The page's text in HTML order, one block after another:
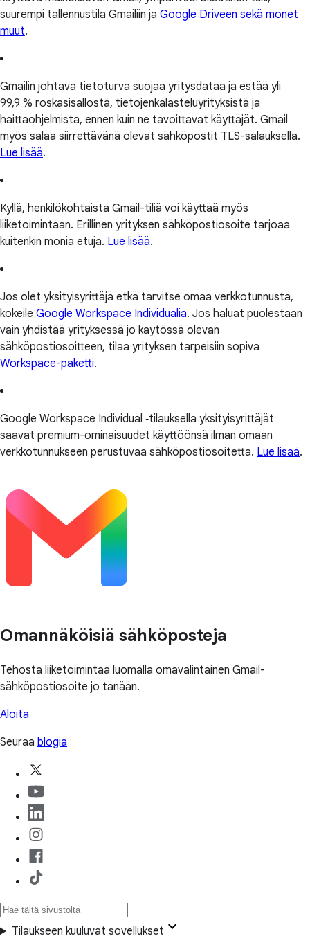
suurempi tallennustila Gmailiin ja Google Driveen sekä monet
muut.
Gmailin johtava tietoturva suojaa yritysdataa ja estää yli
99,9 % roskasisällöstä, tietojenkalasteluyrityksistä ja
haittaohjelmista, ennen kuin ne tavoittavat käyttäjät. Gmail
myös salaa siirrettävänä olevat sähköpostit TLS-salauksella.
Lue lisää.
Kyllä, henkilökohtaista Gmail-tiliä voi käyttää myös
liiketoimintaan. Erillinen yrityksen sähköpostiosoite tarjoaa
kuitenkin monia etuja. Lue lisää.
Jos olet yksityisyrittäjä etkä tarvitse omaa verkkotunnusta,
kokeile Google Workspace Individualia. Jos haluat puolestaan
vain yhdistää yrityksessä jo käytössä olevan
sähköpostiosoitteen, tilaa yrityksen tarpeisiin sopiva
Workspace-paketti.
Google Workspace Individual ‑tilauksella yksityisyrittäjät
saavat premium-ominaisuudet käyttöönsä ilman omaan
verkkotunnukseen perustuvaa sähköpostiosoitetta. Lue lisää.
Omannäköisiä sähköposteja
Tehosta liiketoimintaa luomalla omavalintainen Gmail-
sähköpostiosoite jo tänään.
Aloita
Seuraa blogia
Tilaukseen kuuluvat sovellukset